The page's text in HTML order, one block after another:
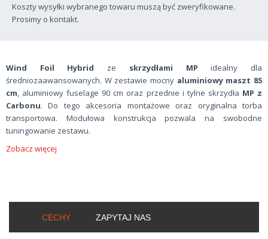
Koszty wysyłki wybranego towaru muszą być zweryfikowane.
Prosimy o kontakt.
Wind Foil Hybrid ze skrzydłami MP idealny dla
średniozaawansowanych. W zestawie mocny aluminiowy maszt 85
cm, aluminiowy fuselage 90 cm oraz przednie i tylne skrzydła MP z
Carbonu. Do tego akcesoria montażowe oraz oryginalna torba
transportowa. Modułowa konstrukcja pozwala na swobodne
tuningowanie zestawu.
Zobacz więcej
CECHY ZAPYTAJ NAS